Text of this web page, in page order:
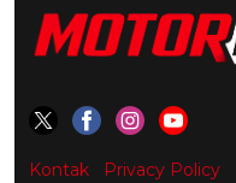
Kontak Privacy Policy